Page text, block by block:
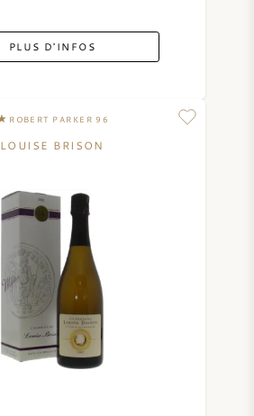
PLUS D'INFOS
ROBERT PARKER 96
LOUISE BRISON